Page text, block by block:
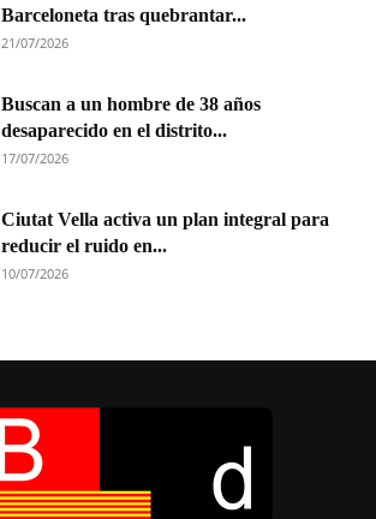
Barceloneta tras quebrantar...
21/07/2026
Buscan a un hombre de 38 años
desaparecido en el distrito...
17/07/2026
Ciutat Vella activa un plan integral para
reducir el ruido en...
10/07/2026